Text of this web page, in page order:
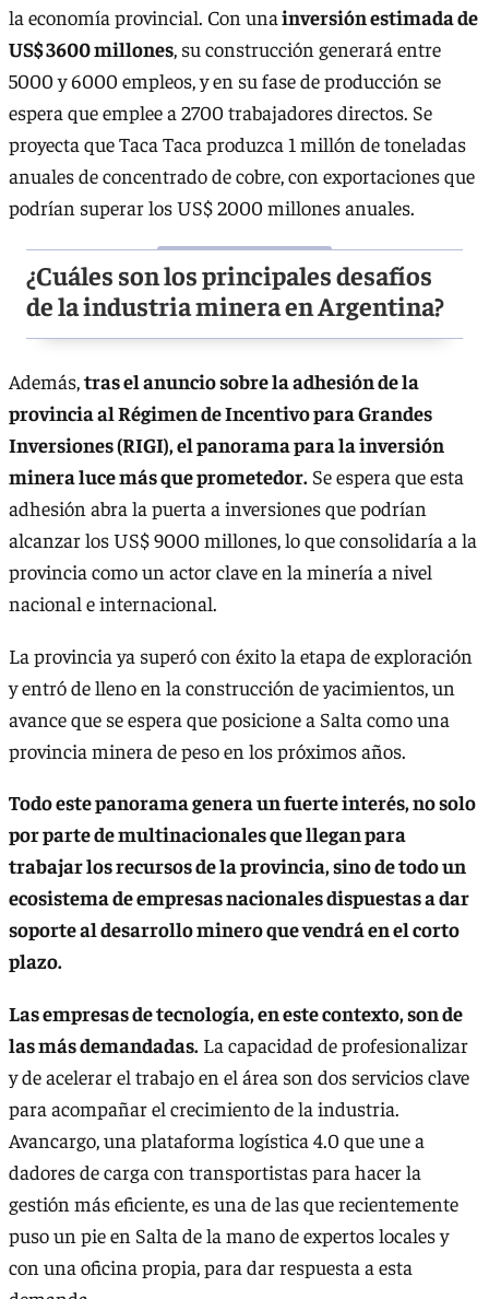
la economía provincial. Con unainversión estimada de
US$ 3600 millones, su construcción generará entre
5000 y 6000 empleos, y en su fase de producción se
espera que emplee a 2700 trabajadores directos. Se
proyecta que Taca Taca produzca 1 millón de toneladas
anuales de concentrado de cobre, con exportaciones que
podrían superar los US$ 2000 millones anuales.
¿Cuáles son los principales desafíos
de la industria minera en Argentina?
Además,tras el anuncio sobre la adhesión de la
provincia al Régimen de Incentivo para Grandes
Inversiones (RIGI), el panorama para la inversión
minera luce más que prometedor. Se espera que esta
adhesión abra la puerta a inversiones que podrían
alcanzar los US$ 9000 millones, lo que consolidaría a la
provincia como un actor clave en la minería a nivel
nacional e internacional.
La provincia ya superó con éxito la etapa de exploración
y entró de lleno en la construcción de yacimientos, un
avance que se espera que posicione a Salta como una
provincia minera de peso en los próximos años.
Todo este panorama genera un fuerte interés, no solo
por parte de multinacionales que llegan para
trabajar los recursos de la provincia, sino de todo un
ecosistema de empresas nacionales dispuestas a dar
soporte al desarrollo minero que vendrá en el corto
plazo.
Las empresas de tecnología, en este contexto, son de
las más demandadas. La capacidad de profesionalizar
y de acelerar el trabajo en el área son dos servicios clave
para acompañar el crecimiento de la industria.
Avancargo, una plataforma logística 4.0 que une a
dadores de carga con transportistas para hacer la
gestión más eficiente, es una de las que recientemente
puso un pie en Salta de la mano de expertos locales y
con una oficina propia, para dar respuesta a esta